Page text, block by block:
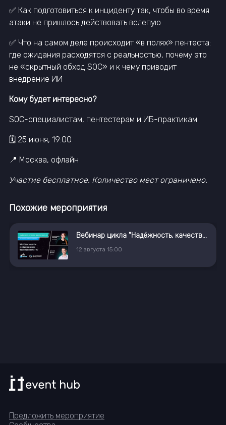
✅ Как подготовиться к инциденту так, чтобы во время
атаки не пришлось действовать вслепую
✅ Что на самом деле происходит «в полях» пентеста:
где ожидания расходятся с реальностью, почему это
не «скрытный обход SOC» и к чему приводит
внедрение ИИ
Кому будет интересно?
SOC-специалистам, пентестерам и ИБ-практикам
🗓 25 июня, 19:00
📍 Москва, офлайн
Участие бесплатное. Количество мест ограничено.
Похожие мероприятия
Вебинар цикла "Надёжность, качество, безопасность ПО: методология и инструменты"
12 августа 15:00
Предложить мероприятие